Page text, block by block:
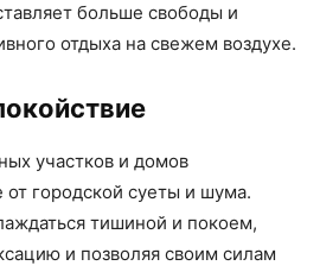
больше свободы и
отдыха на свежем воздухе.
участков и домов
городской суеты и шума.
тишиной и покоем,
и позволяя своим силам